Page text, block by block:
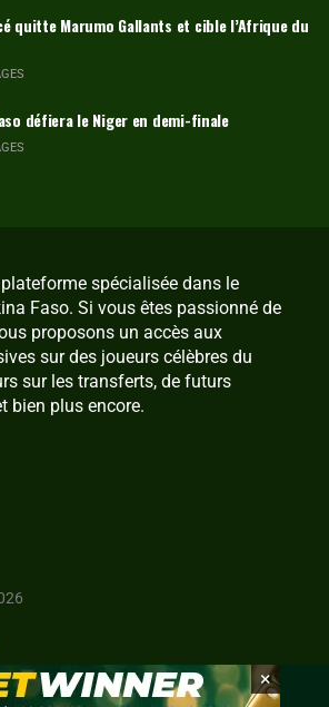
quitte Marumo Gallants et cible l’Afrique du
défiera le Niger en demi-finale
spécialisée dans le
Faso. Si vous êtes passionné de
proposons un accès aux
sur des joueurs célèbres du
sur les transferts, de futurs
bien plus encore.
×